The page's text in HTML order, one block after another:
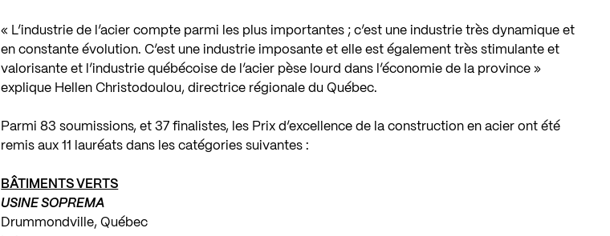
« L’industrie de l’acier compte parmi les plus importantes ; c’est une industrie très dynamique et
en constante évolution. C’est une industrie imposante et elle est également très stimulante et
valorisante et l’industrie québécoise de l’acier pèse lourd dans l’économie de la province »
explique Hellen Christodoulou, directrice régionale du Québec.
Parmi 83 soumissions, et 37 finalistes, les Prix d’excellence de la construction en acier ont été
remis aux 11 lauréats dans les catégories suivantes :
BÂTIMENTS VERTS
USINE SOPREMA
Drummondville, Québec